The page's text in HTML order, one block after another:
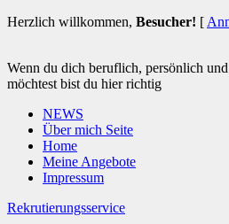
Herzlich willkommen, Besucher! [
Wenn du dich beruflich, persönlich
möchtest bist du hier richtig
NEWS
Über mich Seite
Home
Meine Angebote
Impressum
Rekrutierungsservice